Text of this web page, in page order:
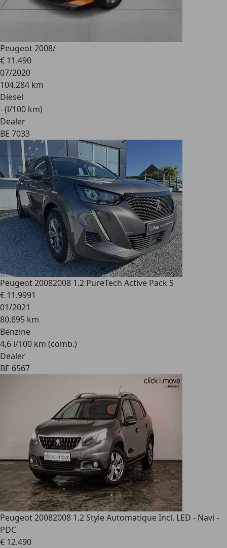
Peugeot 2008/
€ 11.490
07/2020
104.284 km
Diesel
- (l/100 km)
Dealer
BE 7033
Peugeot 20082008 1.2 PureTech Active Pack S
€ 11.9991
01/2021
80.695 km
Benzine
4,6 l/100 km (comb.)
Dealer
BE 6567
Peugeot 20082008 1.2 Style Automatique Incl. LED - Navi -
PDC
€ 12.490